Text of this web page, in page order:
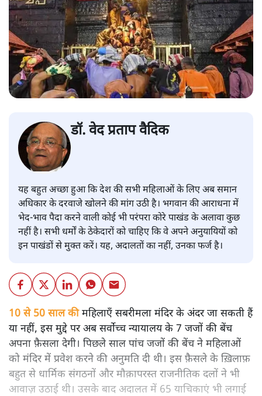
डॉ. वेद प्रताप वैदिक
यह बहुत अच्छा हुआ कि देश की सभी महिलाओं के लिए अब समान
अधिकार के दरवाजे खोलने की मांग उठी है। भगवान की आराधना में
भेद-भाव पैदा करने वाली कोई भी परंपरा कोरे पाखंड के अलावा कुछ
नहीं है। सभी धर्मों के ठेकेदारों को चाहिए कि वे अपने अनुयायियों को
इन पाखंडों से मुक्त करें। यह, अदालतों का नहीं, उनका फर्ज है।
10 से 50 साल कीमहिलाएँ सबरीमला मंदिर के अंदर जा सकती हैं
या नहीं, इस मुद्दे पर अब सर्वोच्च न्यायालय के 7 जजों की बेंच
अपना फ़ैसला देगी। पिछले साल पांच जजों की बेंच ने महिलाओं
को मंदिर में प्रवेश करने की अनुमति दी थी। इस फ़ैसले के ख़िलाफ़
बहुत से धार्मिक संगठनों और मौक़ापरस्त राजनीतिक दलों ने भी
आवाज़ उठाई थी। उसके बाद अदालत में 65 याचिकाएं भी लगाई